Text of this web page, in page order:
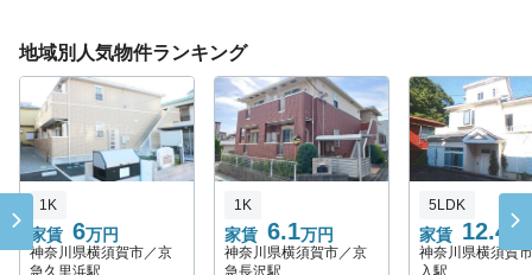
地域別人気物件ランキング
家賃 6万円
1K
神奈川県横須賀市／京
急久里浜駅
家賃 6.1万円
1K
神奈川県横須賀市／京
急長沢駅
家賃 12.4
5LDK
神奈川県横須賀
入駅